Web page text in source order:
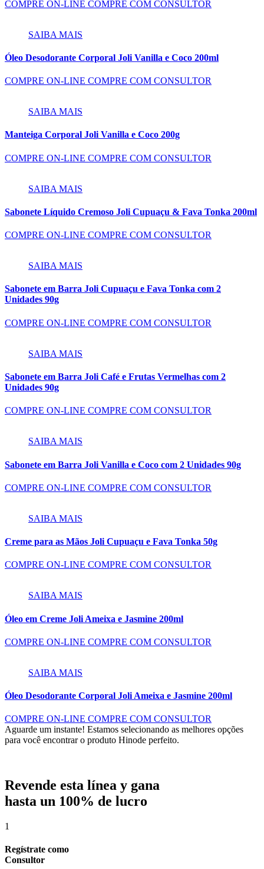
COMPRE ON-LINE COMPRE COM CONSULTOR
SAIBA MAIS
Óleo Desodorante Corporal Joli Vanilla e Coco 200ml
COMPRE ON-LINE COMPRE COM CONSULTOR
SAIBA MAIS
Manteiga Corporal Joli Vanilla e Coco 200g
COMPRE ON-LINE COMPRE COM CONSULTOR
SAIBA MAIS
Sabonete Líquido Cremoso Joli Cupuaçu & Fava Tonka 200ml
COMPRE ON-LINE COMPRE COM CONSULTOR
SAIBA MAIS
Sabonete em Barra Joli Cupuaçu e Fava Tonka com 2
Unidades 90g
COMPRE ON-LINE COMPRE COM CONSULTOR
SAIBA MAIS
Sabonete em Barra Joli Café e Frutas Vermelhas com 2
Unidades 90g
COMPRE ON-LINE COMPRE COM CONSULTOR
SAIBA MAIS
Sabonete em Barra Joli Vanilla e Coco com 2 Unidades 90g
COMPRE ON-LINE COMPRE COM CONSULTOR
SAIBA MAIS
Creme para as Mãos Joli Cupuaçu e Fava Tonka 50g
COMPRE ON-LINE COMPRE COM CONSULTOR
SAIBA MAIS
Óleo em Creme Joli Ameixa e Jasmine 200ml
COMPRE ON-LINE COMPRE COM CONSULTOR
SAIBA MAIS
Óleo Desodorante Corporal Joli Ameixa e Jasmine 200ml
COMPRE ON-LINE COMPRE COM CONSULTOR
Aguarde um instante! Estamos selecionando as melhores opções
para você encontrar o produto Hinode perfeito.
Revende esta línea y gana
hasta un 100% de lucro
1
Regístrate como
Consultor